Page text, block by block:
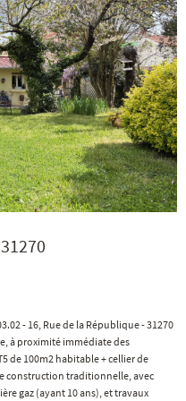
- 16, Rue de la République - 31270
à proximité immédiate des
de 100m2 habitable + cellier de
construction traditionnelle, avec
gaz (ayant 10 ans), et travaux